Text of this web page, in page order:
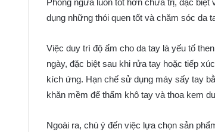
Phòng ngừa luôn tốt hơn chữa trị, đặc biệt
dụng những thói quen tốt và chăm sóc da
Việc duy trì độ ẩm cho da tay là yếu tố
ngày, đặc biệt sau khi rửa tay hoặc tiếp
kích ứng. Hạn chế sử dụng máy sấy tay
khăn mềm để thấm khô tay và thoa kem
Ngoài ra, chú ý đến việc lựa chọn sản